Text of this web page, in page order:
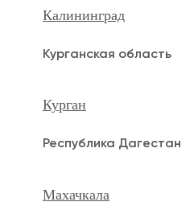
Калининград
Курганская область
Курган
Республика Дагестан
Махачкала